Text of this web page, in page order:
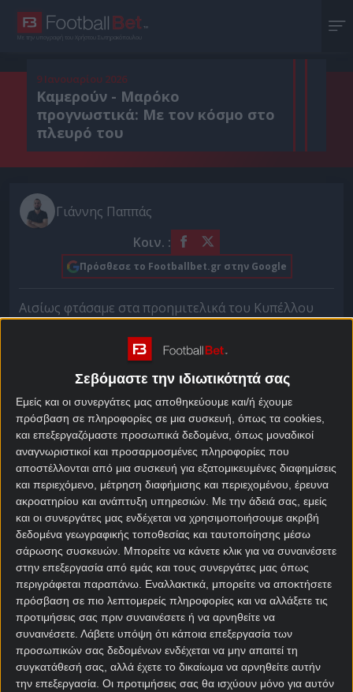
Σεβόμαστε την ιδιωτικότητά σας
Εμείς και οι συνεργάτες μας αποθηκεύουμε και/ή έχουμε
πρόσβαση σε πληροφορίες σε μια συσκευή, όπως τα cookies,
και επεξεργαζόμαστε προσωπικά δεδομένα, όπως μοναδικοί
αναγνωριστικοί και προσαρμοσμένες πληροφορίες που
αποστέλλονται από μια συσκευή για εξατομικευμένες διαφημίσεις
και περιεχόμενο, μέτρηση διαφήμισης και περιεχομένου, έρευνα
ακροατηρίου και ανάπτυξη υπηρεσιών. Με την άδειά σας, εμείς
και οι συνεργάτες μας ενδέχεται να χρησιμοποιήσουμε ακριβή
δεδομένα γεωγραφικής τοποθεσίας και ταυτοποίησης μέσω
σάρωσης συσκευών. Μπορείτε να κάνετε κλικ για να συναινέσετε
στην επεξεργασία από εμάς και τους συνεργάτες μας όπως
περιγράφεται παραπάνω. Εναλλακτικά, μπορείτε να αποκτήσετε
πρόσβαση σε πιο λεπτομερείς πληροφορίες και να αλλάξετε τις
προτιμήσεις σας πριν συναινέσετε ή να αρνηθείτε να
συναινέσετε. Λάβετε υπόψη ότι κάποια επεξεργασία των
προσωπικών σας δεδομένων ενδέχεται να μην απαιτεί τη
συγκατάθεσή σας, αλλά έχετε το δικαίωμα να αρνηθείτε αυτήν
την επεξεργασία. Οι προτιμήσεις σας θα ισχύουν μόνο για αυτόν
Με την υπογραφή του Χρήστου Σωτηρακόπουλου
9 Ιανουαρίου 2026
Καμερούν - Μαρόκο
προγνωστικά: Με τον κόσμο στο
πλευρό του
Γιάννης Παππάς
Κοιν. :
Πρόσθεσε το Footballbet.gr στην Google
Αισίως φτάσαμε στα προημιτελικά του Κυπέλλου
αναμέτρηση του Καμερούν με τους οικοδεσπότες,
το Μαρόκο. Φυσικά, δεν λείπει και το ελληνικό
ενδιαφέρον, λόγω της παρουσίας του Αγιούμπ Ελ
Κααμπί.
Ο φορ του Ολυμπιακού δεν κάνει διάλειμμα από το
να «πυροβολεί» τα αντίπαλα δίχτυα. Έχει σκοράρει
μέχρι στιγμής τρία τέρματα, δύο με τη Ζάμπια και
ένα στις Κομόρες.
Καμερούν – Μαρόκο
στοίχημα
Την προηγούμενη φάση, η ομάδα του κόουτς
Ρεγκραγκί άφησε εκτός την Τανζανία του Αλί
Σαμάτα με 1-0. Αν και δυσκολεύτηκε παραπάνω από
όσο περίμενε ο περισσότερος κόσμος, επιβεβαίωσε
εν τέλει ταπρογνωστικά .